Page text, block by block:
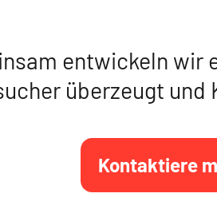
entwickeln wir
überzeugt und
Kontaktiere